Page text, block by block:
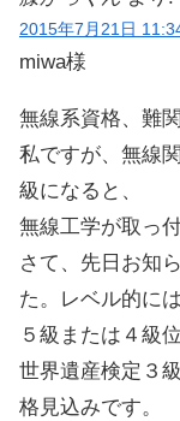
2015年7月21日
miwa様
無線系資格、難
私ですが、無線
級になると、
無線工学が取っ
さて、先日お知
た。レベル的には
５級または４級
世界遺産検定３
格見込みです。